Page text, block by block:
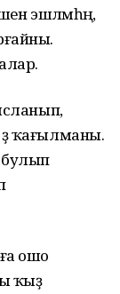
эшләмәһәң,
ҙә ҡағылманы.
ошо
ҡыҙ